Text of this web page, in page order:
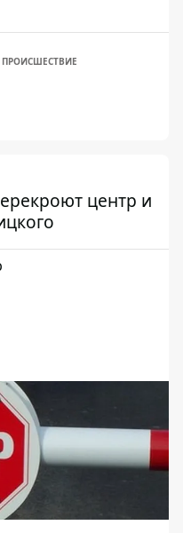
ПРОИСШЕСТВИЕ
центр и